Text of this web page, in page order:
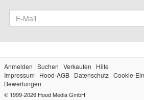
Anmelden Suchen Verkaufen
Hilfe
Impressum
Hood-AGB Datenschutz Cookie-
Bewertungen
© 1999-2026 Hood Media GmbH